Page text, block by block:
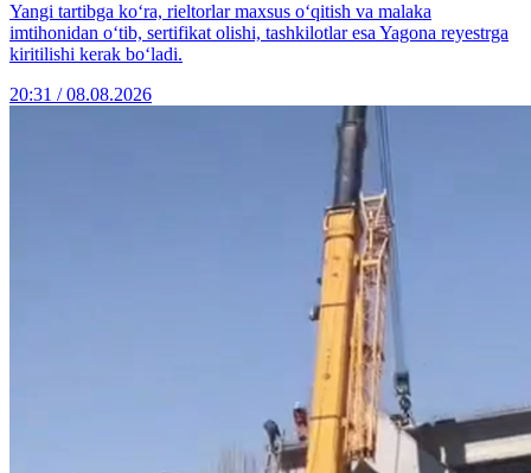
Yangi tartibga ko‘ra, rieltorlar maxsus o‘qitish va malaka
imtihonidan o‘tib, sertifikat olishi, tashkilotlar esa Yagona reyestrga
kiritilishi kerak bo‘ladi.
20:31 / 08.08.2026